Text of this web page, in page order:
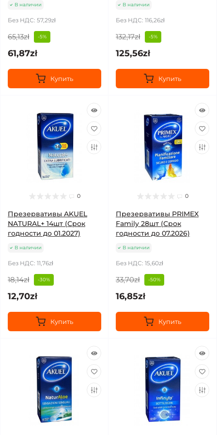
В наличии
Без НДС: 57,29zł
65,13zł -5%
61,87zł
Купить
В наличии
Без НДС: 116,26zł
132,17zł -5%
125,56zł
Купить
0
Презервативы AKUEL
NATURAL+ 14шт (Срок
годности до 01.2027)
В наличии
Без НДС: 11,76zł
18,14zł -30%
12,70zł
Купить
0
Презервативы PRIMEX
Family 28шт (Срок
годности до 07.2026)
В наличии
Без НДС: 15,60zł
33,70zł -50%
16,85zł
Купить